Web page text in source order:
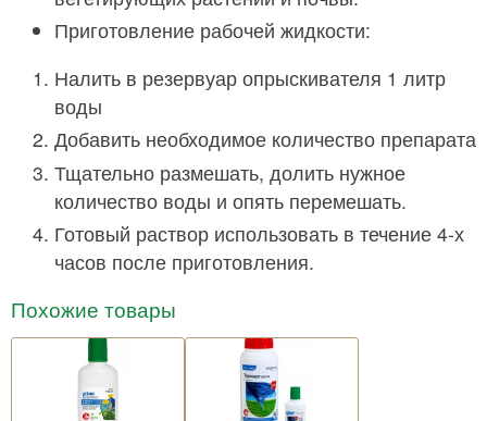
Приготовление рабочей жидкости:
Налить в резервуар опрыскивателя 1 литр
воды
Добавить необходимое количество препарата
Тщательно размешать, долить нужное
количество воды и опять перемешать.
Готовый раствор использовать в течение 4-х
часов после приготовления.
Похожие товары